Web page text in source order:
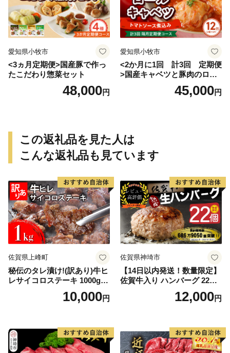
愛知県小牧市
<3ヵ月定期便>国産豚で作っ
たこだわり惣菜セット
48,000円
愛知県小牧市
<2か月に1回 計3回 定期便
>国産キャベツと豚肉のロー
ルキャベツ（6P入り）
45,000円
この返礼品を見た人は
こんな返礼品も見ています
佐賀県上峰町
秘伝のタレ漬け!(訳あり)牛ヒ
レサイコロステーキ 1000g
10,000円
佐賀県神埼市
【14日以内発送！数量限定】
佐賀牛入り ハンバーグ 22個
2.6kg(120g×22個)【佐賀牛
黒毛和牛 ブランド牛 九州 ハ
気】(H083106)
12,000円